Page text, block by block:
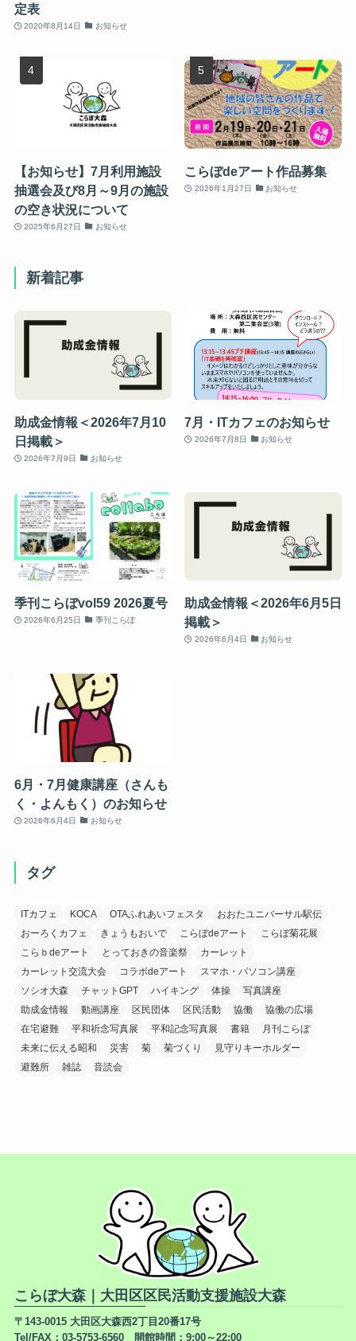
定表
2020年8月14日 お知らせ
【お知らせ】7月利用施設
抽選会及び8月～9月の施設
の空き状況について
2025年6月27日 お知らせ
こらぼdeアート作品募集
2026年1月27日 お知らせ
新着記事
助成金情報＜2026年7月10
日掲載＞
2026年7月9日 お知らせ
7月・ITカフェのお知らせ
2026年7月8日 お知らせ
季刊こらぼvol59 2026夏号
2026年6月25日 季刊こらぼ
助成金情報＜2026年6月5日
掲載＞
2026年6月4日 お知らせ
6月・7月健康講座（さんも
く・よんもく）のお知らせ
2026年6月4日 お知らせ
タグ
ITカフェ KOCA OTAふれあいフェスタ
おおたユニバーサル駅伝
おーろくカフェ
きょうもおいで こらぼdeアート
こらぼ菊花展
こらｂdeアート
とっておきの音楽祭
カーレット
カーレット交流大会
コラボdeアート
スマホ・パソコン講座
ソシオ大森
チャットGPT ハイキング 体操
写真講座
助成金情報
動画講座 区民団体 区民活動 協働
協働の広場
在宅避難
平和祈念写真展 平和記念写真展 書籍
月刊こらぼ
未来に伝える昭和
災害 菊 菊づくり
見守りキーホルダー
避難所
雑誌 音読会
こらぼ大森｜大田区区民活動支援施設大森
〒143-0015 大田区大森西2丁目20番17号
Tel/FAX：03-5753-6560 開館時間：9:00～22:00